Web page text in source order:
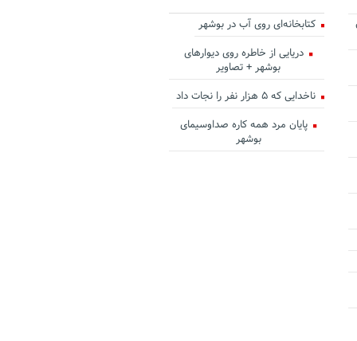
کتابخانه‌ای روی آب در بوشهر
دریایی از خاطره روی دیوارهای
بوشهر + تصاویر
ناخدایی که ۵ هزار نفر را نجات داد
پایان مرد همه کاره صداوسیمای
بوشهر